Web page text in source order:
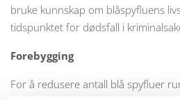
bruke kunnskap om blåspyfluens
tidspunktet for dødsfall i
Forebygging
For å redusere antall blå spyfluer